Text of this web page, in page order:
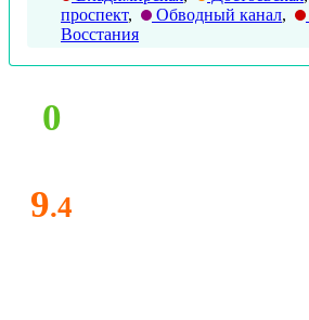
проспект, Обводный канал,
Восстания
0
9.4